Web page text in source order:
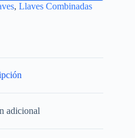
, Llaves Combinadas
adicional